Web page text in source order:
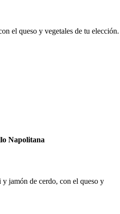
el queso y vegetales de tu elección.
Napolitana
y jamón de cerdo, con el queso y